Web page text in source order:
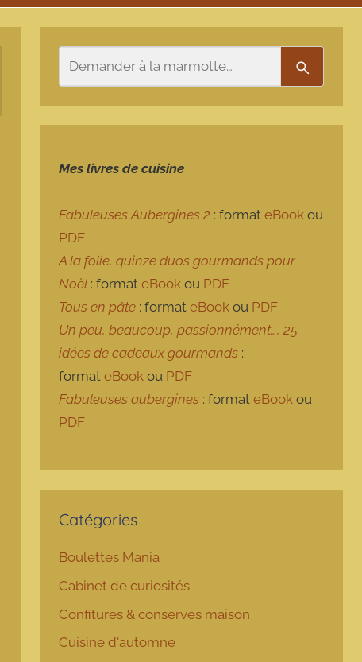
Mes livres de cuisine
Fabuleuses Aubergines 2 : formateBook ou
PDF
À la folie, quinze duos gourmands pour
Noël : formateBook ou PDF
Tous en pâte : formateBook ou PDF
Un peu, beaucoup, passionnément…, 25
idées de cadeaux gourmands :
formateBook ou PDF
Fabuleuses aubergines : formateBook ou
PDF
Catégories
Boulettes Mania
Cabinet de curiosités
Confitures & conserves maison
Cuisine d'automne